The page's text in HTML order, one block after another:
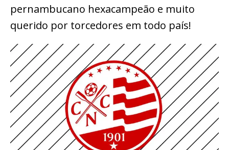
pernambucano hexacampeão e muito
querido por torcedores em todo país!